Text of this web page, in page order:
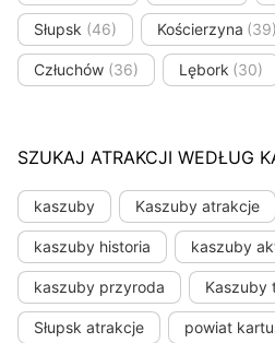
Słupsk (46) Kościerzyna (39)
Człuchów (36) Lębork (30)
SZUKAJ ATRAKCJI WEDŁUG
kaszuby Kaszuby atrakcje
kaszuby historia kaszuby
kaszuby przyroda Kaszuby
Słupsk atrakcje powiat